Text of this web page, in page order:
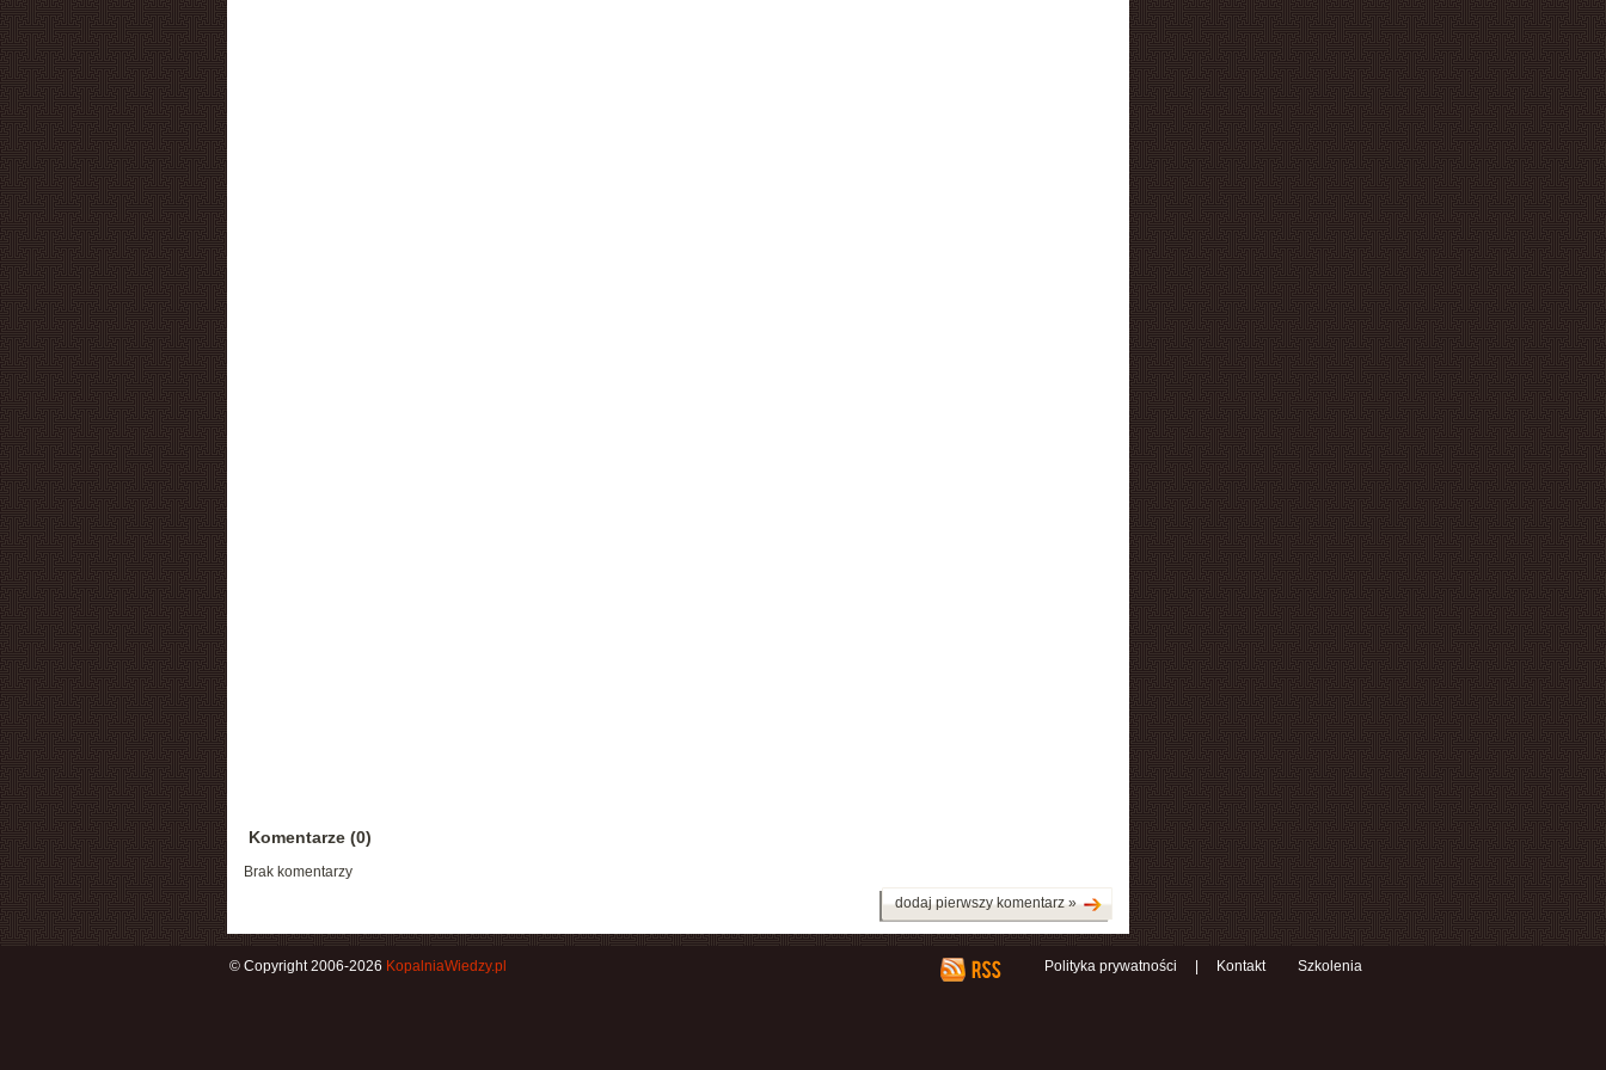
Komentarze (0)
Brak komentarzy
dodaj pierwszy komentarz »
Polityka prywatności Kontakt Szkolenia
© Copyright 2006-2026 KopalniaWiedzy.pl